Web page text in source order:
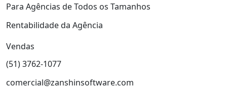
Para Agências de Todos os Tamanhos
Rentabilidade da Agência
Vendas
(51) 3762-1077
comercial@zanshinsoftware.com